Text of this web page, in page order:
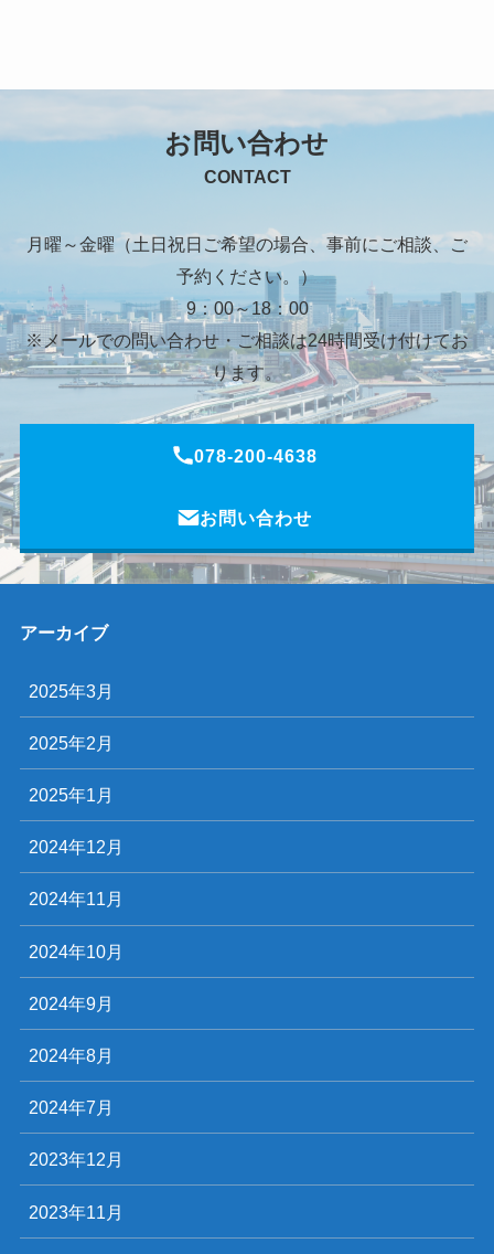
お問い合わせ
CONTACT
月曜～金曜（土日祝日ご希望の場合、事前にご相談、ご
予約ください。）
9：00～18：00
※メールでの問い合わせ・ご相談は24時間受け付けてお
ります。
078-200-4638
お問い合わせ
アーカイブ
2025年3月
2025年2月
2025年1月
2024年12月
2024年11月
2024年10月
2024年9月
2024年8月
2024年7月
2023年12月
2023年11月